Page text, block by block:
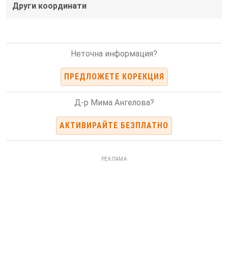
Други координати
Неточна информация?
ПРЕДЛОЖЕТЕ КОРЕКЦИЯ
Д-р Мима Ангелова?
АКТИВИРАЙТЕ БЕЗПЛАТНО
РЕКЛАМА